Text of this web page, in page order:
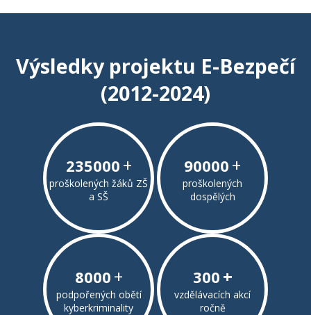
Výsledky projektu E-Bezpečí
(2012-2024)
235000 +
proškolených žáků ZŠ
a SŠ
90000 +
proškolených
dospělých
8000 +
podpořených obětí
kyberkriminality
300 +
vzdělávacích akcí
ročně